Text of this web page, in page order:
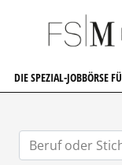
DIE SPEZIAL-JOBBÖRSE